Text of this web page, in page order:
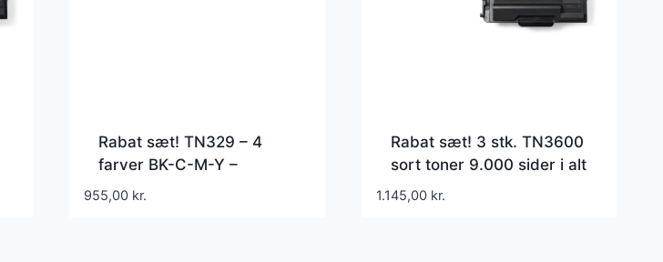
Rabat sæt! TN329 – 4
farver BK-C-M-Y –
Kompatibel Brother –
955,00 kr.
Rabat sæt! 3 stk. TN3600
sort toner 9.000 sider i alt
– Kompatibel Brother –
1.145,00 kr.